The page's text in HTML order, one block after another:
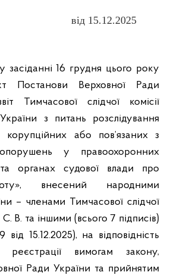
від 15.12.2025
засіданні 16 грудня цього року
Постанови Верховної Ради
Тимчасової слідчої комісії
з питань розслідування
корупційних або пов’язаних з
у правоохоронних
органах судової влади про
внесений народними
– членами Тимчасової слідчої
С. В. та іншими (всього 7 підписів)
15.12.2025), на відповідність
вимогам закону,
Ради України та прийнятим